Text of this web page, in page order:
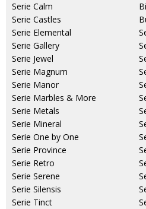
Serie Calm
Serie Castles
Serie Elemental
Serie Gallery
Serie Jewel
Serie Magnum
Serie Manor
Serie Marbles & More
Serie Metals
Serie Mineral
Serie One by One
Serie Province
Serie Retro
Serie Serene
Serie Silensis
Serie Tinct